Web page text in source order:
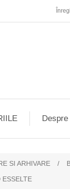
Despre
SI ARHIVARE /